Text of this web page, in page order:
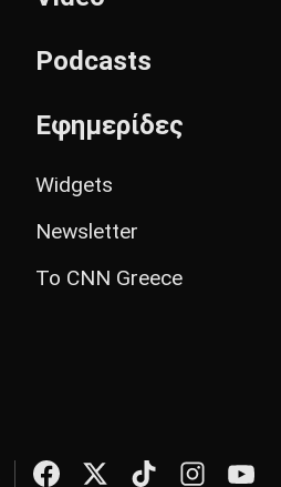
Podcasts
Εφημερίδες
Widgets
Newsletter
Το CNN Greece